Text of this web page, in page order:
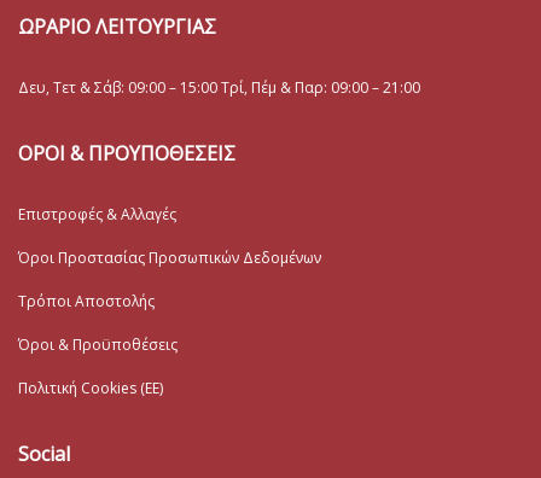
ΩΡΑΡΙΟ ΛΕΙΤΟΥΡΓΙΑΣ
Δευ, Τετ & Σάβ: 09:00 – 15:00 Τρί, Πέμ & Παρ: 09:00 – 21:00
ΟΡΟΙ & ΠΡΟΥΠΟΘΕΣΕΙΣ
Επιστροφές & Αλλαγές
Όροι Προστασίας Προσωπικών Δεδομένων
Τρόποι Αποστολής
Όροι & Προϋποθέσεις
Πολιτική Cookies (ΕΕ)
Social